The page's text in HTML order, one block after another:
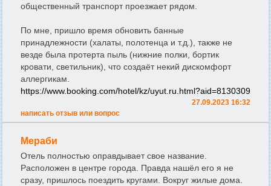
общественный транспорт проезжает рядом.
По мне, пришло время обновить банные
принадлежности (халаты, полотенца и т.д.), также не
везде была протерта пыль (нижние полки, бортик
кровати, светильник), что создаёт некий дискомфорт
аллергикам.
https://www.booking.com/hotel/kz/uyut.ru.html?aid=8130309
27.09.2023 16:32
написать отзыв или вопрос
Мераби
Отель полностью оправдывает свое название.
Расположен в центре города. Правда нашёл его я не
сразу, пришлось поездить кругами. Вокруг жилые дома.